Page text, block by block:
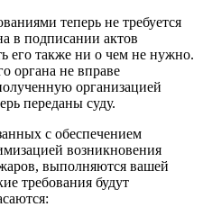
теперь не требуется
в подписании актов
его также ни о чем не нужно.
органа не вправе
организацией
переданы суду.
с обеспечением
возникновения
выполняются вашей
требования будут